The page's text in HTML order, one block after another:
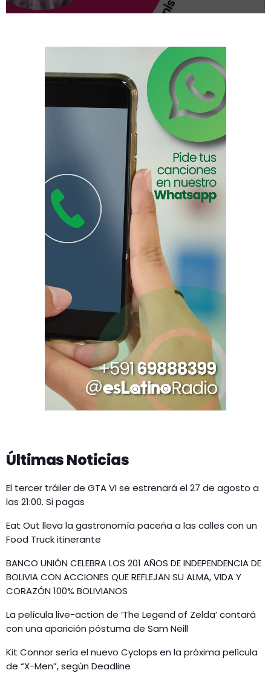
Últimas Noticias
El tercer tráiler de GTA VI se estrenará el 27 de agosto a
las 21:00. Si pagas
Eat Out lleva la gastronomía paceña a las calles con un
Food Truck itinerante
BANCO UNIÓN CELEBRA LOS 201 AÑOS DE INDEPENDENCIA DE
BOLIVIA CON ACCIONES QUE REFLEJAN SU ALMA, VIDA Y
CORAZÓN 100% BOLIVIANOS
La película live-action de ‘The Legend of Zelda’ contará
con una aparición póstuma de Sam Neill
Kit Connor sería el nuevo Cyclops en la próxima película
de “X-Men”, según Deadline